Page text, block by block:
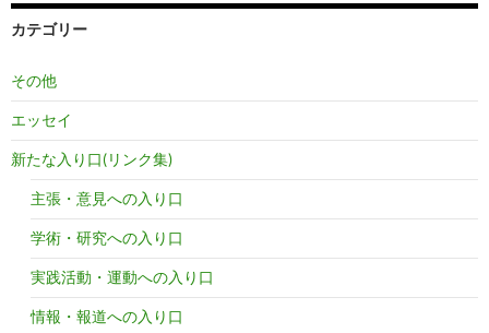
カテゴリー
その他
エッセイ
新たな入り口(リンク集)
主張・意見への入り口
学術・研究への入り口
実践活動・運動への入り口
情報・報道への入り口